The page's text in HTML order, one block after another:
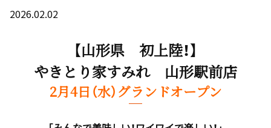
2026.02.02
【山形県 初上陸！】
やきとり家すみれ 山形駅前店
2月4日（水）グランドオープン